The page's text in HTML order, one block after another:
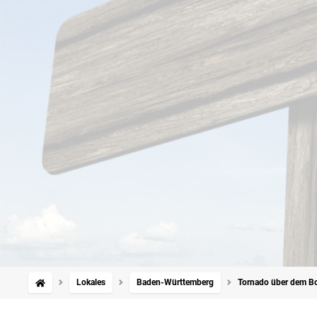
Lokales Baden-Württemberg Tornado über dem